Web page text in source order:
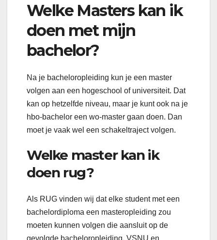
Welke Masters kan ik
doen met mijn
bachelor?
Na je bacheloropleiding kun je een master
volgen aan een hogeschool of universiteit. Dat
kan op hetzelfde niveau, maar je kunt ook na je
hbo-bachelor een wo-master gaan doen. Dan
moet je vaak wel een schakeltraject volgen.
Welke master kan ik
doen rug?
Als RUG vinden wij dat elke student met een
bachelordiploma een masteropleiding zou
moeten kunnen volgen die aansluit op de
gevolgde bacheloropleiding. VSNU en